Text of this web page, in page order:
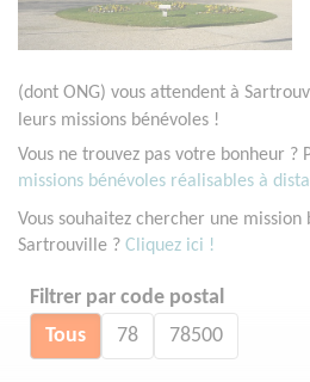
(dont ONG) vous attendent à
leurs missions bénévoles !
Vous ne trouvez pas votre bonheur ?
missions bénévoles réalisables à
Vous souhaitez chercher une
Sartrouville ? Cliquez ici !
Filtrer par code postal
Tous 78 78500